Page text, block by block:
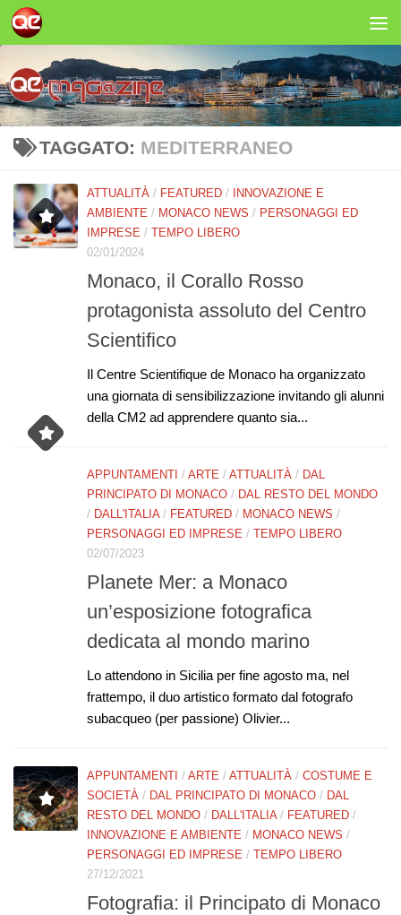
Salta al contenuto
TAGGATO: MEDITERRANEO
ATTUALITÀ / FEATURED /
INNOVAZIONE E
AMBIENTE / MONACO NEWS / PERSONAGGI ED
IMPRESE / TEMPO LIBERO
02/01/2024
Monaco, il Corallo Rosso
protagonista assoluto del Centro
Scientifico
Il Centre Scientifique de Monaco ha organizzato
una giornata di sensibilizzazione invitando gli alunni
della CM2 ad apprendere quanto sia...
APPUNTAMENTI / ARTE / ATTUALITÀ / DAL
PRINCIPATO DI MONACO / DAL RESTO DEL MONDO
/ DALL'ITALIA / FEATURED / MONACO NEWS /
PERSONAGGI ED IMPRESE / TEMPO LIBERO
02/07/2023
Planete Mer: a Monaco
un’esposizione fotografica
dedicata al mondo marino
Lo attendono in Sicilia per fine agosto ma, nel
frattempo, il duo artistico formato dal fotografo
subacqueo (per passione) Olivier...
APPUNTAMENTI / ARTE / ATTUALITÀ / COSTUME E
SOCIETÀ / DAL PRINCIPATO DI MONACO / DAL
RESTO DEL MONDO / DALL'ITALIA / FEATURED /
INNOVAZIONE E AMBIENTE / MONACO NEWS /
PERSONAGGI ED IMPRESE / TEMPO LIBERO
27/12/2021
Fotografia: il Principato di Monaco